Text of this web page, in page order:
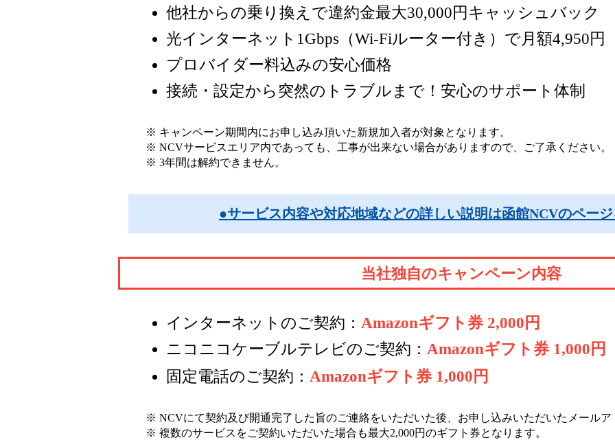
他社からの乗り換えで違約金最大30,000円キャッシュバック
光インターネット1Gbps（Wi-Fiルーター付き）で月額4,950円
プロバイダー料込みの安心価格
接続・設定から突然のトラブルまで！安心のサポート体制
※ キャンペーン期間内にお申し込み頂いた新規加入者が対象となります。
※ NCVサービスエリア内であっても、工事が出来ない場合がありますので、ご了承ください。
※ 3年間は解約できません。
●サービス内容や対応地域などの詳しい説明は函館NCVのペー
当社独自のキャンペーン内容
インターネットのご契約： Amazonギフト券 2,000円
ニコニコケーブルテレビのご契約： Amazonギフト券 1,000円
固定電話のご契約： Amazonギフト券 1,000円
※ NCVにて契約及び開通完了した旨のご連絡をいただいた後、お申し込みいただいたメールア
※ 複数のサービスをご契約いただいた場合も最大2,000円のギフト券となります。